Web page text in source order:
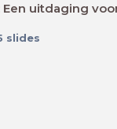
Een uitdaging
slides